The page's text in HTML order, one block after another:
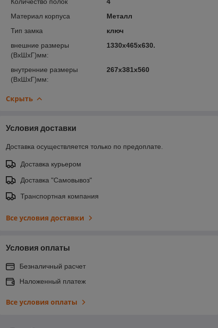
Материал корпуса
Металл
Тип замка
ключ
внешние размеры
(ВхШхГ)мм:
1330x465x630.
внутренние размеры
(ВхШхГ)мм:
267х381х560
Скрыть
Условия доставки
Доставка осуществляется только по предоплате.
Доставка курьером
Доставка "Самовывоз"
Транспортная компания
Все условия доставки
Условия оплаты
Безналичный расчет
Наложенный платеж
Все условия оплаты